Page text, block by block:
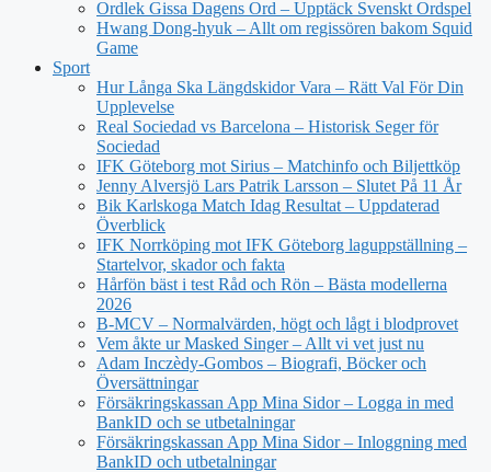
Ordlek Gissa Dagens Ord – Upptäck Svenskt Ordspel
Hwang Dong-hyuk – Allt om regissören bakom Squid
Game
Sport
Hur Långa Ska Längdskidor Vara – Rätt Val För Din
Upplevelse
Real Sociedad vs Barcelona – Historisk Seger för
Sociedad
IFK Göteborg mot Sirius – Matchinfo och Biljettköp
Jenny Alversjö Lars Patrik Larsson – Slutet På 11 År
Bik Karlskoga Match Idag Resultat – Uppdaterad
Överblick
IFK Norrköping mot IFK Göteborg laguppställning –
Startelvor, skador och fakta
Hårfön bäst i test Råd och Rön – Bästa modellerna
2026
B-MCV – Normalvärden, högt och lågt i blodprovet
Vem åkte ur Masked Singer – Allt vi vet just nu
Adam Inczèdy-Gombos – Biografi, Böcker och
Översättningar
Försäkringskassan App Mina Sidor – Logga in med
BankID och se utbetalningar
Försäkringskassan App Mina Sidor – Inloggning med
BankID och utbetalningar